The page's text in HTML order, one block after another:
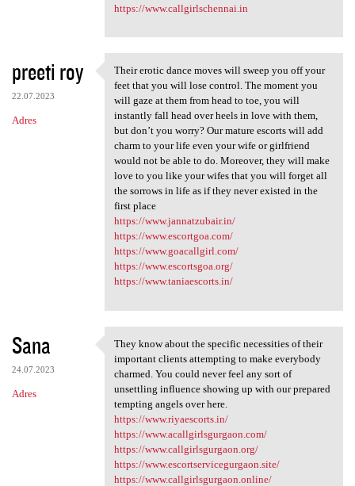
https://www.callgirlschennai.in
preeti roy
22.07.2023
Adres
Their erotic dance moves will
Their erotic dance moves will sweep you off your
feet that you will lose control. The moment you
will gaze at them from head to toe, you will
instantly fall head over heels in love with them,
but don’t you worry? Our mature escorts will add
charm to your life even your wife or girlfriend
would not be able to do. Moreover, they will make
love to you like your wifes that you will forget all
the sorrows in life as if they never existed in the
first place
https://www.jannatzubair.in/
https://www.escortgoa.com/
https://www.goacallgirl.com/
https://www.escortsgoa.org/
https://www.taniaescorts.in/
Sana
24.07.2023
Adres
They know about the specific
They know about the specific necessities of their
important clients attempting to make everybody
charmed. You could never feel any sort of
unsettling influence showing up with our prepared
tempting angels over here.
https://www.riyaescorts.in/
https://www.acallgirlsgurgaon.com/
https://www.callgirlsgurgaon.org/
https://www.escortservicegurgaon.site/
https://www.callgirlsgurgaon.online/